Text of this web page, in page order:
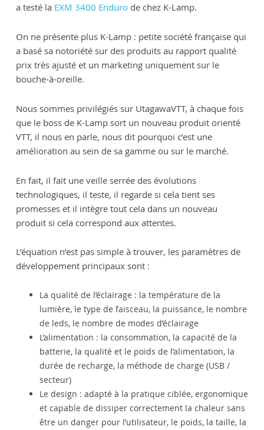
a testé la EXM 3400 Endurode chez K-Lamp.
On ne présente plus K-Lamp : petite société française qui
a basé sa notoriété sur des produits au rapport qualité
prix très ajusté et un marketing uniquement sur le
bouche-à-oreille.
Nous sommes privilégiés sur UtagawaVTT, à chaque fois
que le boss de K-Lamp sort un nouveau produit orienté
VTT, il nous en parle, nous dit pourquoi c’est une
amélioration au sein de sa gamme ou sur le marché.
En fait, il fait une veille serrée des évolutions
technologiques, il teste, il regarde si cela tient ses
promesses et il intègre tout cela dans un nouveau
produit si cela correspond aux attentes.
L’équation n’est pas simple à trouver, les paramètres de
développement principaux sont :
La qualité de l’éclairage : la température de la
lumière, le type de faisceau, la puissance, le nombre
de leds, le nombre de modes d’éclairage
L’alimentation : la consommation, la capacité de la
batterie, la qualité et le poids de l’alimentation, la
durée de recharge, la méthode de charge (USB /
secteur)
Le design : adapté à la pratique ciblée, ergonomique
et capable de dissiper correctement la chaleur sans
être un danger pour l’utilisateur, le poids, la taille, la